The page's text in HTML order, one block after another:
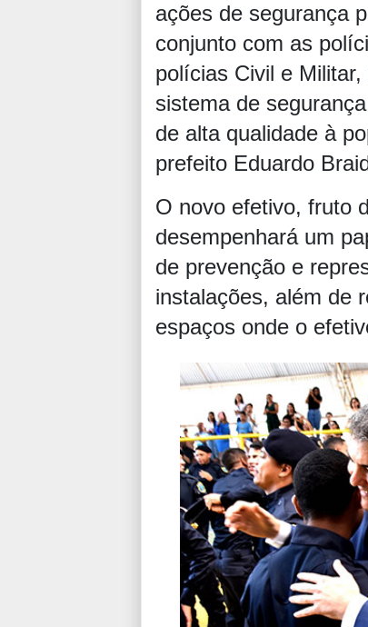
ações de segurança
conjunto com as
polícias Civil e
sistema de
de alta qualidade à
prefeito Eduardo
O novo efetivo, fruto
desempenhará um
de prevenção e
instalações, além de
espaços onde o